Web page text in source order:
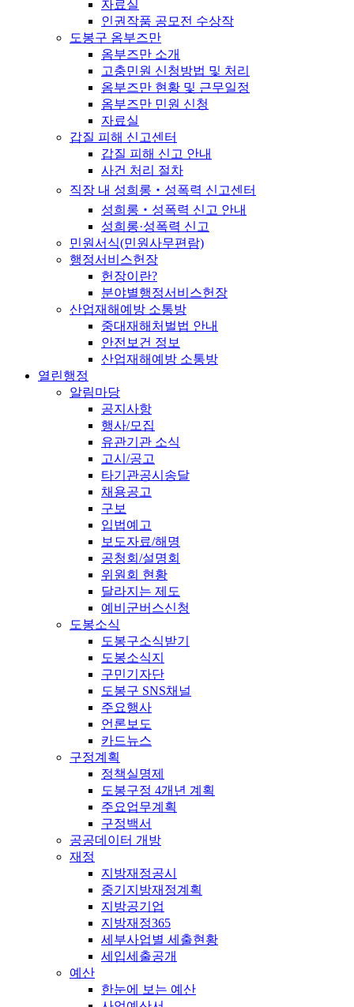
자료실
인권작품 공모전 수상작
도봉구 옴부즈만
옴부즈만 소개
고충민원 신청방법 및 처리
옴부즈만 현황 및 근무일정
옴부즈만 민원 신청
자료실
갑질 피해 신고센터
갑질 피해 신고 안내
사건 처리 절차
직장 내 성희롱‧성폭력 신고센터
성희롱‧성폭력 신고 안내
성희롱·성폭력 신고
민원서식(민원사무편람)
행정서비스헌장
헌장이란?
분야별행정서비스헌장
산업재해예방 소통방
중대재해처벌법 안내
안전보건 정보
산업재해예방 소통방
열린행정
알림마당
공지사항
행사/모집
유관기관 소식
고시/공고
타기관공시송달
채용공고
구보
입법예고
보도자료/해명
공청회/설명회
위원회 현황
달라지는 제도
예비군버스신청
도봉소식
도봉구소식받기
도봉소식지
구민기자단
도봉구 SNS채널
주요행사
언론보도
카드뉴스
구정계획
정책실명제
도봉구정 4개년 계획
주요업무계획
구정백서
공공데이터 개방
재정
지방재정공시
중기지방재정계획
지방공기업
지방재정365
세부사업별 세출현황
세입세출공개
예산
한눈에 보는 예산